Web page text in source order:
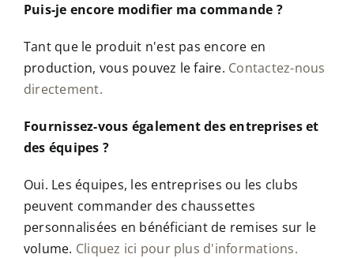
Puis-je encore modifier ma commande ?
Tant que le produit n'est pas encore en
production, vous pouvez le faire. Contactez-nous
directement.
Fournissez-vous également des entreprises et
des équipes ?
Oui. Les équipes, les entreprises ou les clubs
peuvent commander des chaussettes
personnalisées en bénéficiant de remises sur le
volume. Cliquez ici pour plus d'informations.